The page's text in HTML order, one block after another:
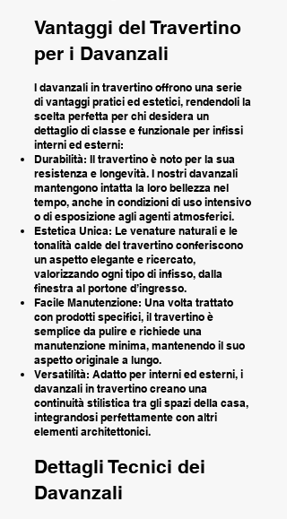
Vantaggi del Travertino
per i Davanzali
I davanzali in travertino offrono una serie
di vantaggi pratici ed estetici, rendendoli la
scelta perfetta per chi desidera un
dettaglio di classe e funzionale per infissi
interni ed esterni:
Durabilità: Il travertino è noto per la sua
resistenza e longevità. I nostri davanzali
mantengono intatta la loro bellezza nel
tempo, anche in condizioni di uso intensivo
o di esposizione agli agenti atmosferici.
Estetica Unica: Le venature naturali e le
tonalità calde del travertino conferiscono
un aspetto elegante e ricercato,
valorizzando ogni tipo di infisso, dalla
finestra al portone d’ingresso.
Facile Manutenzione: Una volta trattato
con prodotti specifici, il travertino è
semplice da pulire e richiede una
manutenzione minima, mantenendo il suo
aspetto originale a lungo.
Versatilità: Adatto per interni ed esterni, i
davanzali in travertino creano una
continuità stilistica tra gli spazi della casa,
integrandosi perfettamente con altri
elementi architettonici.
Dettagli Tecnici dei
Davanzali